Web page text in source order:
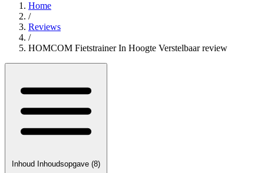
Home
/
Reviews
/
HOMCOM Fietstrainer In Hoogte Verstelbaar review
Inhoud Inhoudsopgave (8)